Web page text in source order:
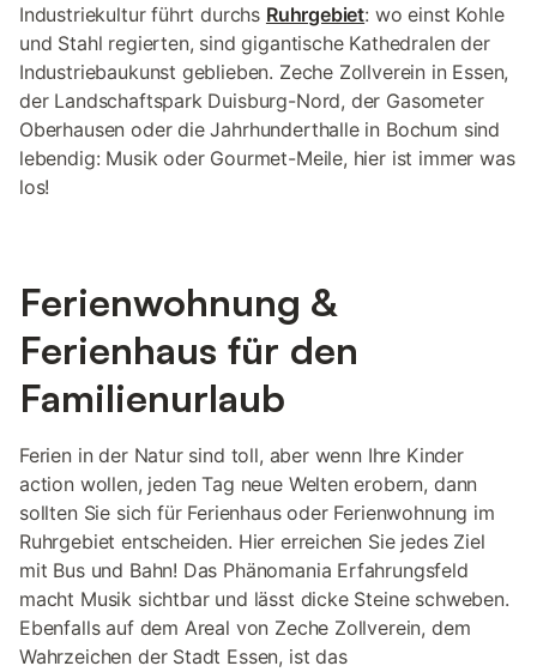
Industriekultur führt durchs Ruhrgebiet: wo einst Kohle
und Stahl regierten, sind gigantische Kathedralen der
Industriebaukunst geblieben. Zeche Zollverein in Essen,
der Landschaftspark Duisburg-Nord, der Gasometer
Oberhausen oder die Jahrhunderthalle in Bochum sind
lebendig: Musik oder Gourmet-Meile, hier ist immer was
los!
Ferienwohnung &
Ferienhaus für den
Familienurlaub
Ferien in der Natur sind toll, aber wenn Ihre Kinder
action wollen, jeden Tag neue Welten erobern, dann
sollten Sie sich für Ferienhaus oder Ferienwohnung im
Ruhrgebiet entscheiden. Hier erreichen Sie jedes Ziel
mit Bus und Bahn! Das Phänomania Erfahrungsfeld
macht Musik sichtbar und lässt dicke Steine schweben.
Ebenfalls auf dem Areal von Zeche Zollverein, dem
Wahrzeichen der Stadt Essen, ist das